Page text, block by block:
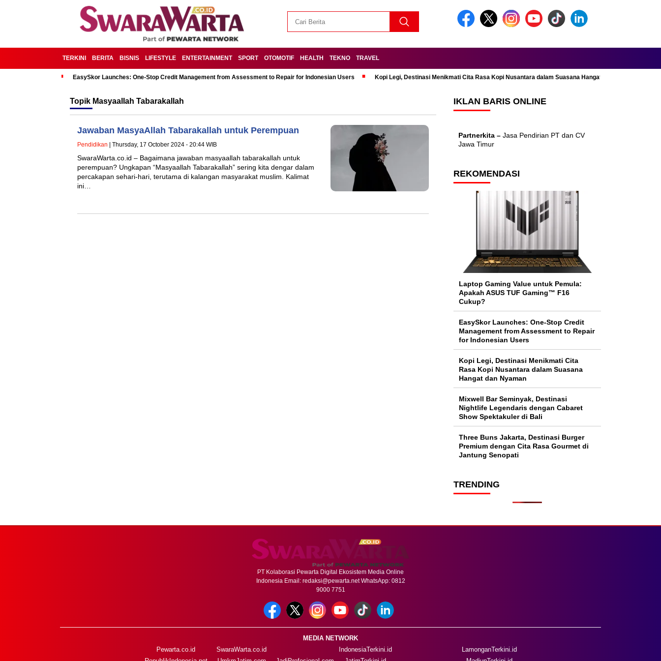
TERKINI BERITA BISNIS LIFESTYLE ENTERTAINMENT SPORT OTOMOTIF HEALTH TEKNO TRAVEL
EasySkor Launches: One-Stop Credit Management from Assessment to Repair for Indonesian Users Kopi Legi, Destinasi Menikmati Cita Rasa Kopi Nusantara dalam Suasana Hangat dan Nyaman
Topik Masyaallah Tabarakallah
Jawaban MasyaAllah Tabarakallah untuk Perempuan
Pendidikan | Thursday, 17 October 2024 - 20:44 WIB
SwaraWarta.co.id – Bagaimana jawaban masyaallah tabarakallah untuk
perempuan? Ungkapan “Masyaallah Tabarakallah” sering kita dengar dalam
percakapan sehari-hari, terutama di kalangan masyarakat muslim. Kalimat
ini…
IKLAN BARIS ONLINE
Partnerkita – Jasa Pendirian PT dan CV
Jawa Timur
REKOMENDASI
Laptop Gaming Value untuk Pemula:
Apakah ASUS TUF Gaming™ F16
Cukup?
EasySkor Launches: One-Stop Credit
Management from Assessment to Repair
for Indonesian Users
Kopi Legi, Destinasi Menikmati Cita
Rasa Kopi Nusantara dalam Suasana
Hangat dan Nyaman
Mixwell Bar Seminyak, Destinasi
Nightlife Legendaris dengan Cabaret
Show Spektakuler di Bali
Three Buns Jakarta, Destinasi Burger
Premium dengan Cita Rasa Gourmet di
Jantung Senopati
TRENDING
PT Kolaborasi Pewarta Digital Ekosistem Media Online
Indonesia Email: redaksi@pewarta.netWhatsApp: 0812
9000 7751
MEDIA NETWORK
Pewarta.co.id
SwaraWarta.co.id
IndonesiaTerkini.id
LamonganTerkini.id